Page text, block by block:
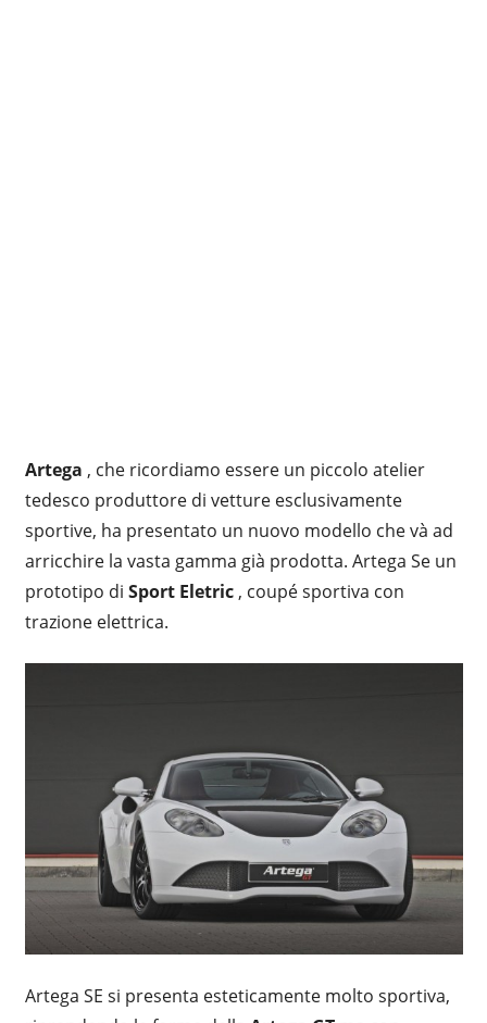
Artega , che ricordiamo essere un piccolo atelier
tedesco produttore di vetture esclusivamente
sportive, ha presentato un nuovo modello che và ad
arricchire la vasta gamma già prodotta. Artega Se un
prototipo di Sport Eletric, coupé sportiva con
trazione elettrica.
Artega SE si presenta esteticamente molto sportiva,